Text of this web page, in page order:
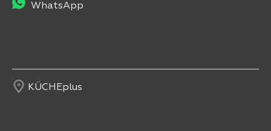
WhatsApp
KÜCHEplus